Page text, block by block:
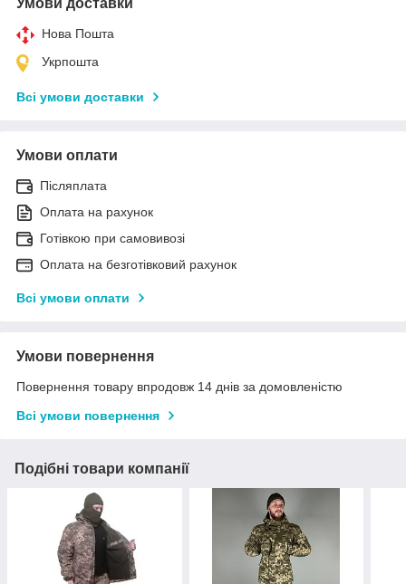
Нова Пошта
Укрпошта
Всі умови доставки
Умови оплати
Післяплата
Оплата на рахунок
Готівкою при самовивозі
Оплата на безготівковий рахунок
Всі умови оплати
Умови повернення
Повернення товару впродовж 14 днів за домовленістю
Всі умови повернення
Подібні товари компанії